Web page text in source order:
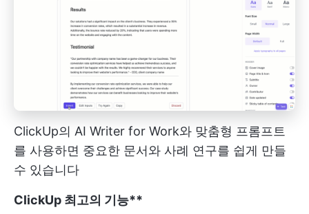
ClickUp의 AI Writer for Work와 맞춤형 프롬프트
를 사용하면 중요한 문서와 사례 연구를 쉽게 만들
수 있습니다
ClickUp 최고의 기능**